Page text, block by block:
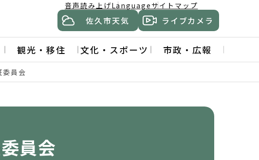
音声読み上げLanguage サイトマップ
佐久市天気 ライブカメラ
観光・移住 文化・スポーツ 市政・広報
委員会
員会